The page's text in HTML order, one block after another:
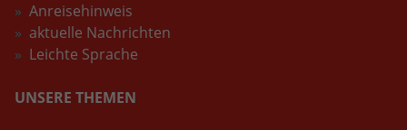
Anreisehinweis
aktuelle Nachrichten
Leichte Sprache
UNSERE THEMEN